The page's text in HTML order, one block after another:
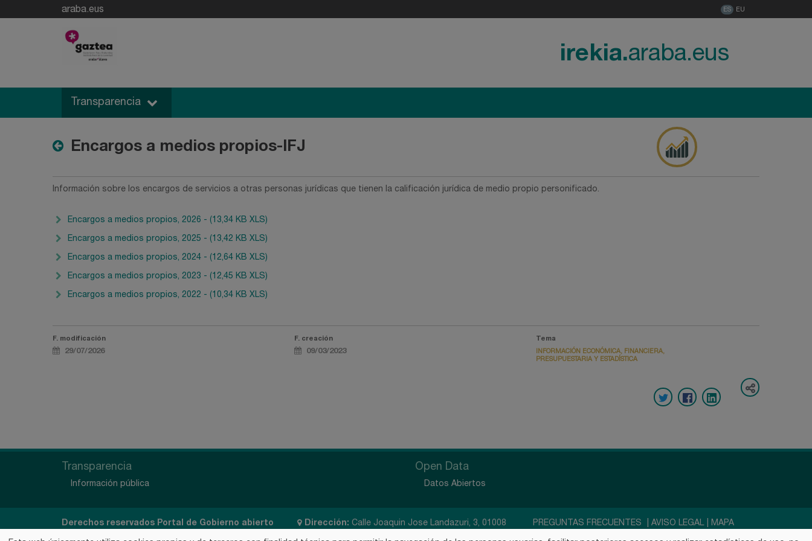
araba.eus ES EU
irekia.araba.eus
Transparencia
Encargos a medios propios-IFJ
Información sobre los encargos de servicios a otras personas jurídicas que tienen la calificación jurídica de medio propio personificado.
Encargos a medios propios, 2026 - (13,34 KB XLS)
Encargos a medios propios, 2025 - (13,42 KB XLS)
Encargos a medios propios, 2024 - (12,64 KB XLS)
Encargos a medios propios, 2023 - (12,45 KB XLS)
Encargos a medios propios, 2022 - (10,34 KB XLS)
F. modificación
29/07/2026
F. creación
09/03/2023
Tema
INFORMACIÓN ECONÓMICA, FINANCIERA,
PRESUPUESTARIA Y ESTADÍSTICA
Transparencia
Información pública
Open Data
Datos Abiertos
Derechos reservados Portal de Gobierno abierto
Dirección: Calle Joaquin Jose Landazuri, 3, 01008
PREGUNTAS FRECUENTES AVISO LEGAL
MAPA